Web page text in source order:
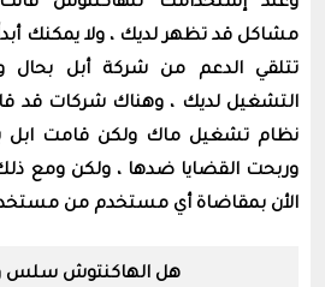
مشاكل قد تظهر لديك ، ولا يمكنك
تتلقي الدعم من شركة أبل
التشغيل لديك ، وهناك شركات قد
نظام تشغيل ماك ولكن قامت ابل
وربحت القضايا ضدها ، ولكن ومع
الأن بمقاضاة أي مستخدم من
هل الهاكنتوش سلس